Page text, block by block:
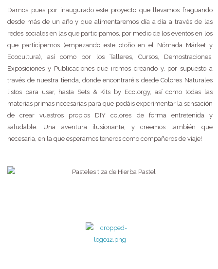
Damos pues por inaugurado este proyecto que llevamos fraguando
desde más de un año y que alimentaremos día a día a través de las
redes sociales en las que participamos, por medio de los eventos en los
que participemos (empezando este otoño en el Nómada Márket y
Ecocultura), así como por los Talleres, Cursos, Demostraciones,
Exposiciones y Publicaciones que iremos creando y, por supuesto a
través de nuestra tienda, donde encontraréis desde Colores Naturales
listos para usar, hasta Sets & Kits by Ecolorgy, así como todas las
materias primas necesarias para que podáis experimentar la sensación
de crear vuestros propios DIY colores de forma entretenida y
saludable. Una aventura ilusionante, y creemos también que
necesaria, en la que esperamos teneros como compañeros de viaje!